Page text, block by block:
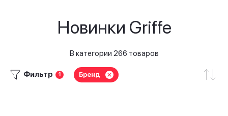
Новинки Griffe
В категории 266 товаров
Фильтр 1 Бренд